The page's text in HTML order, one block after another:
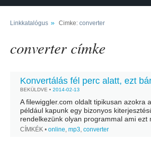
Linkkatalógus » Cimke: converter
converter címke
Konvertálás fél perc alatt, ezt
BEKÜLDVE • 2014-02-13
A filewiggler.com oldalt tipikusan azokra
például kapunk egy bizonyos
rendelkezünk olyan programmal ami
nem kell mást tennünk, csak feltölteni a...
CÍMKÉK • online, mp3, converter